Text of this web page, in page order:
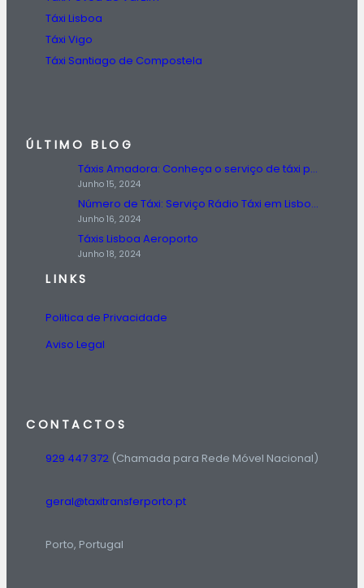
Táxi Lisboa
Táxi Vigo
Táxi Santiago de Compostela
ÚLTIMO BLOG
Táxis Amadora: Conheça o serviço de táxi prestado na região da Amadora.
Junho 15, 2024
Número de Táxi: Serviço Rádio Táxi em Lisboa, Entre em Contato Agora!
Junho 16, 2024
Táxis Lisboa Aeroporto
Junho 18, 2024
LINKS
Politica de Privacidade
Aviso Legal
CONTACTOS
929 447 372 (Chamada para Rede Móvel Nacional)
geral@taxitransferporto.pt
Porto, Portugal